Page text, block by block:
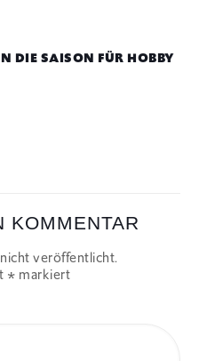
DIE SAISON FÜR HOBBY
KOMMENTAR
veröffentlicht.
* markiert